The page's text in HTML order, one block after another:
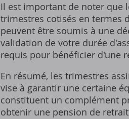
Il est important de noter que
trimestres cotisés en termes
peuvent être soumis à une
validation de votre durée
requis pour bénéficier d'une
En résumé‚ les trimestres
vise à garantir une certaine
constituent un complément
obtenir une pension de